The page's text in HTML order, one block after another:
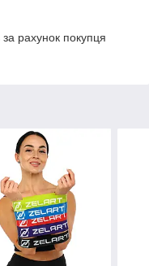
рахунок покупця